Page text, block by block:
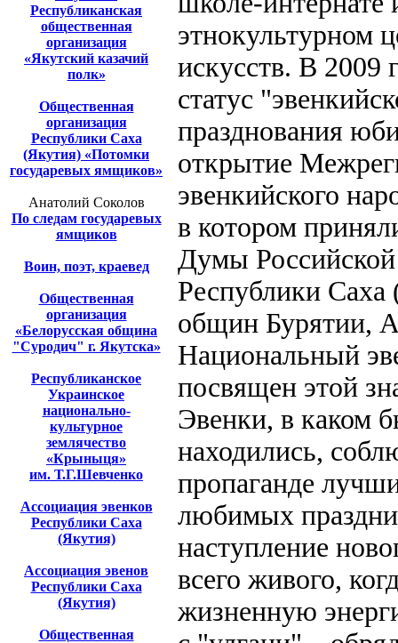
Республиканская
общественная
организация
«Якутский казачий
полк»
Общественная
организация
Республики Саха
(Якутия) «Потомки
государевых ямщиков»
Анатолий Соколов
По следам государевых
ямщиков
Воин, поэт, краевед
Общественная
организация
«Белорусская община
"Суродич" г. Якутска»
Республиканское
Украинское
национально-
культурное
землячество
«Крыныця»
им. Т.Г.Шевченко
Ассоциация эвенков
Республики Саха
(Якутия)
Ассоциация эвенов
Республики Саха
(Якутия)
Общественная
этнокультурном
искусств. В 2009
статус
празднования
открытие
эвенкийского
в котором
Думы
Республики Саха
общин Бурятии,
Национальный
посвящен этой
Эвенки, в каком
находились,
пропаганде
любимых
наступление
всего живого,
жизненную